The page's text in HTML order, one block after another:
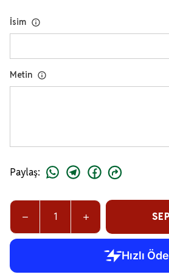
İsim
Metin
Paylaş: